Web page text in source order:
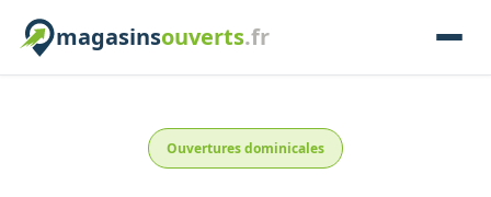
magasinsouverts.fr
Ouvertures dominicales